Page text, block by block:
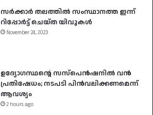
സർക്കാർ തലത്തിൽ സംസ്ഥാനത്ത ഇന്ന്
റിപ്പോർട്ട് ചെയ്ത യിവുകൾ
November 24, 2023
ഉദ്യോഗസ്ഥൻ്റെ സസ്പെൻഷനിൽ വൻ
പ്രതിഷേധം; നടപടി പിൻവലിക്കണമെന്ന്
ആവശ്യം
2 hours ago